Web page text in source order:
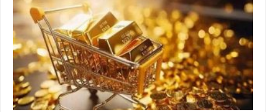
أسعار
الذهب
اليوم
الاثنين
2
فبراير
2026
في
مصر
مغلقة